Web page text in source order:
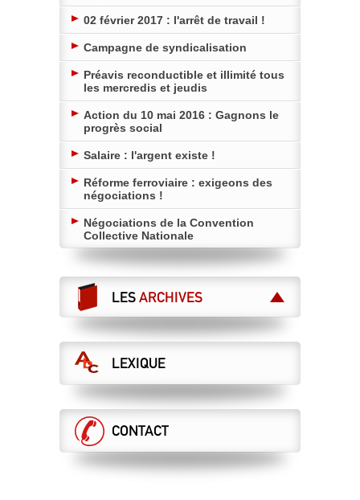
02 février 2017 : l'arrêt de travail !
Campagne de syndicalisation
Préavis reconductible et illimité tous
les mercredis et jeudis
Action du 10 mai 2016 : Gagnons le
progrès social
Salaire : l'argent existe !
Réforme ferroviaire : exigeons des
négociations !
Négociations de la Convention
Collective Nationale
LESARCHIVES
LEXIQUE
CONTACT